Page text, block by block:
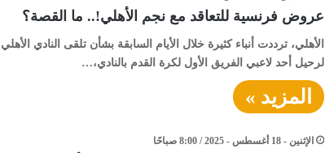
عروض فرنسية للتعاقد مع نجم الأهلي!.. ما القصة؟
الأهلي، ترددت أنباء كثيرة خلال الأيام السابقة بشأن تلقى النادي
لرحيل أحد لاعبي الفريق الأول لكرة القدم بالنادي،…
المزيد »
الإثنين - 18 أغسطس - 2025 / 8:00 صباحًا